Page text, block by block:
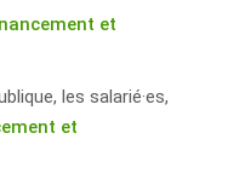
et
les salarié·es,
et